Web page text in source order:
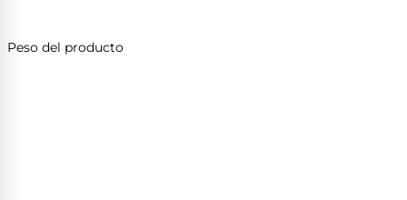
Peso del producto